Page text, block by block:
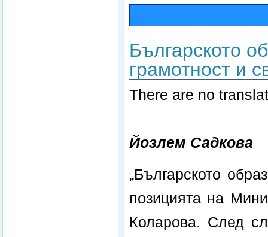
Българското
грамотност и
There are no
Йозлем Садкова
„Българското
позицията на
Коларова. След